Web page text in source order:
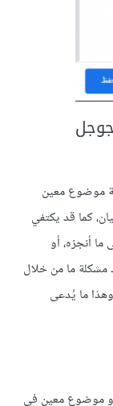
موضوع معين
كما قد يكتفي
أنجزه، أو
مشكلة ما من خلال
ما يُدعى
موضوع معين في